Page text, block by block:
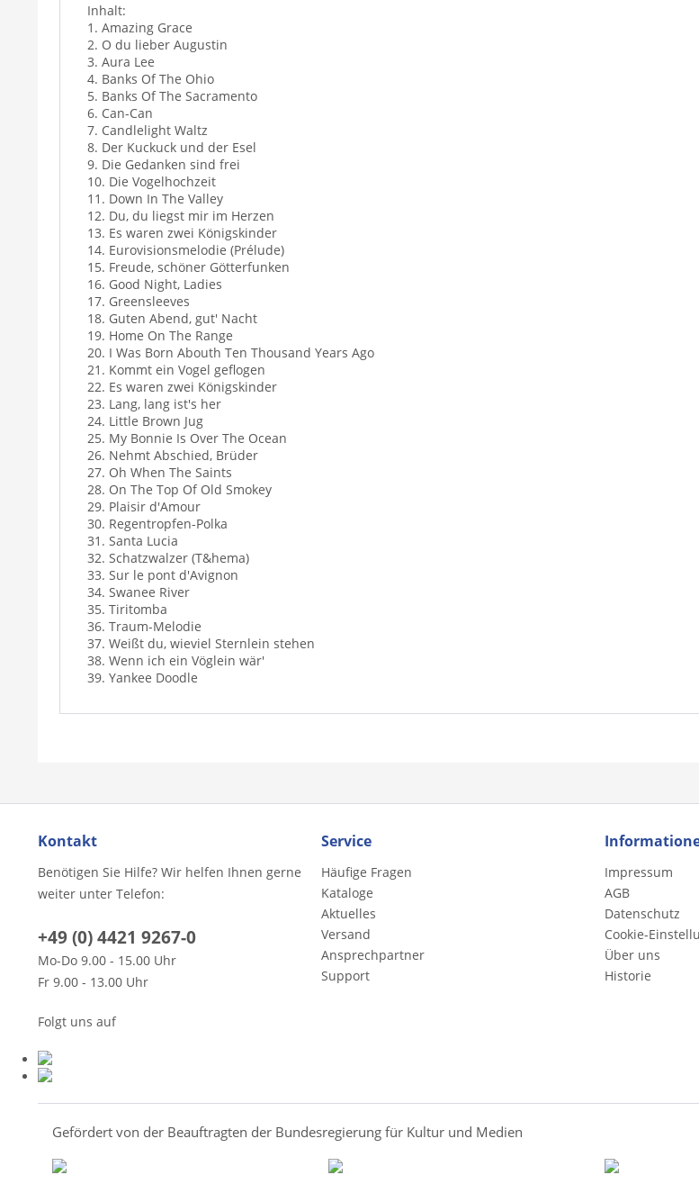
Inhalt:
1. Amazing Grace
2. O du lieber Augustin
3. Aura Lee
4. Banks Of The Ohio
5. Banks Of The Sacramento
6. Can-Can
7. Candlelight Waltz
8. Der Kuckuck und der Esel
9. Die Gedanken sind frei
10. Die Vogelhochzeit
11. Down In The Valley
12. Du, du liegst mir im Herzen
13. Es waren zwei Königskinder
14. Eurovisionsmelodie (Prélude)
15. Freude, schöner Götterfunken
16. Good Night, Ladies
17. Greensleeves
18. Guten Abend, gut' Nacht
19. Home On The Range
20. I Was Born Abouth Ten Thousand Years Ago
21. Kommt ein Vogel geflogen
22. Es waren zwei Königskinder
23. Lang, lang ist's her
24. Little Brown Jug
25. My Bonnie Is Over The Ocean
26. Nehmt Abschied, Brüder
27. Oh When The Saints
28. On The Top Of Old Smokey
29. Plaisir d'Amour
30. Regentropfen-Polka
31. Santa Lucia
32. Schatzwalzer (T&hema)
33. Sur le pont d'Avignon
34. Swanee River
35. Tiritomba
36. Traum-Melodie
37. Weißt du, wieviel Sternlein stehen
38. Wenn ich ein Vöglein wär'
39. Yankee Doodle
Kontakt
Benötigen Sie Hilfe? Wir helfen Ihnen gerne
weiter unter Telefon:
+49 (0) 4421 9267-0
Mo-Do 9.00 - 15.00 Uhr
Fr 9.00 - 13.00 Uhr
Folgt uns auf
Service
Häufige Fragen
Kataloge
Aktuelles
Versand
Ansprechpartner
Support
Impressum
AGB
Datenschutz
Cookie-
Über uns
Historie
Gefördert von der Beauftragten der Bundesregierung für Kultur und Medien